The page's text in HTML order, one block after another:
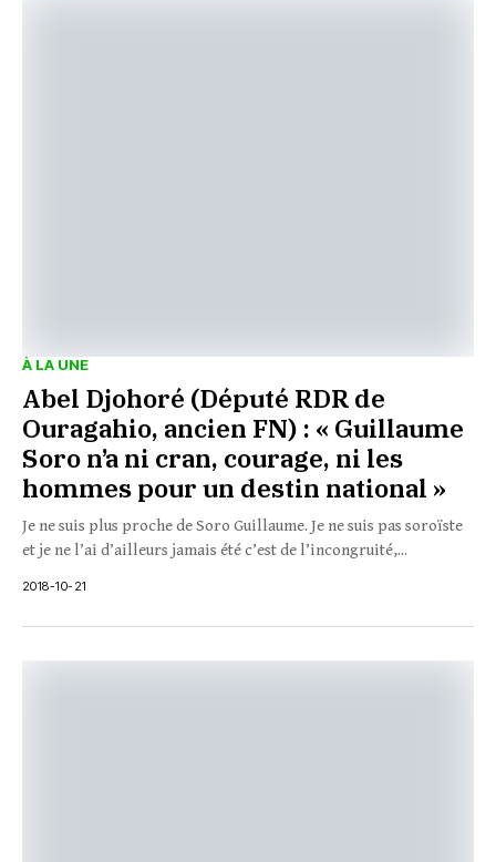
À LA UNE
Abel Djohoré (Député RDR de
Ouragahio, ancien FN) : « Guillaume
Soro n’a ni cran, courage, ni les
hommes pour un destin national »
Je ne suis plus proche de Soro Guillaume. Je ne suis pas soroïste
et je ne l’ai d’ailleurs jamais été c’est de l’incongruité,...
2018-10-21